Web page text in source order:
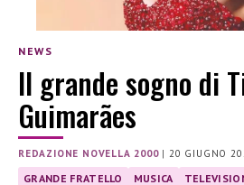
NEWS
Il grande sogno di
Guimarães
REDAZIONE NOVELLA 2000|20 GIUGNO
GRANDE FRATELLO MUSICA